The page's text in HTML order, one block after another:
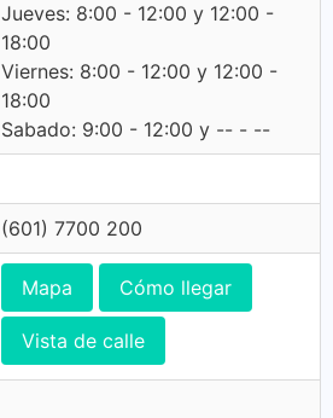
Jueves: 8:00 - 12:00 y 12:00 -
18:00
Viernes: 8:00 - 12:00 y 12:00 -
18:00
Sabado: 9:00 - 12:00 y -- - --
(601) 7700 200
Mapa Cómo llegar
Vista de calle